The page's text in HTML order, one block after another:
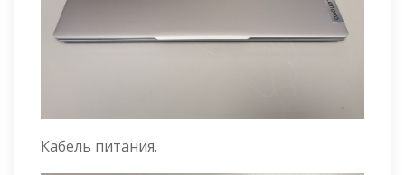
Кабель питания.